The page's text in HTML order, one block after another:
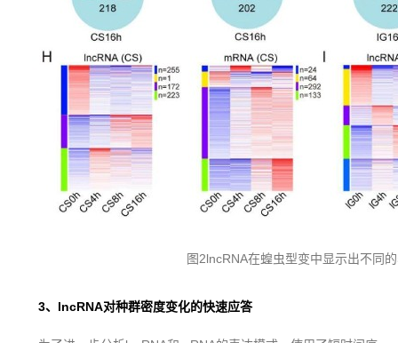
图2lncRNA在蝗虫型变中显示出不同
3、 lncRNA对种群密度变化的快速应答